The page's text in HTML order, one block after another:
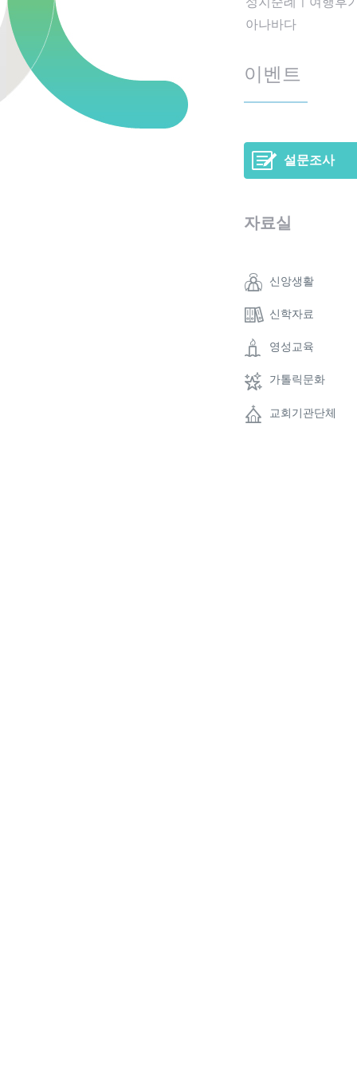
아나바다
이벤트
설문조사
자료실
신앙생활
신학자료
영성교육
가톨릭문화
교회기관단체